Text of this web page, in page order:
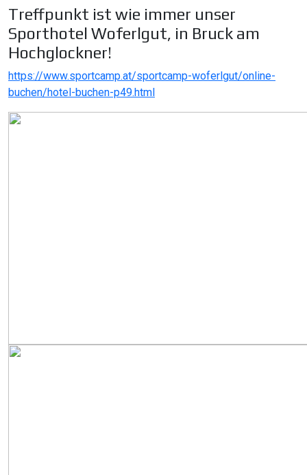
Treffpunkt ist wie immer unser
Sporthotel Woferlgut, in Bruck am
Hochglockner!
https://www.sportcamp.at/sportcamp-woferlgut/online-
buchen/hotel-buchen-p49.html